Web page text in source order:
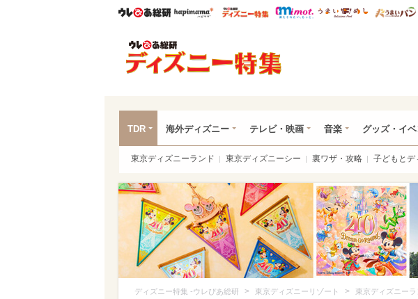
ウレぴあ総研ハピママ* ウレぴあ総研 ディズニー特集
mimot. うまいめし
TDR 海外ディズニー テレビ・映画 音楽 グッズ・イベ
東京ディズニーランド 東京ディズニーシー 裏ワザ・攻略 子どもとデ
ディズニー特集 -ウレぴあ総研 > 東京ディズニーリゾート > 東京ディズニーラ